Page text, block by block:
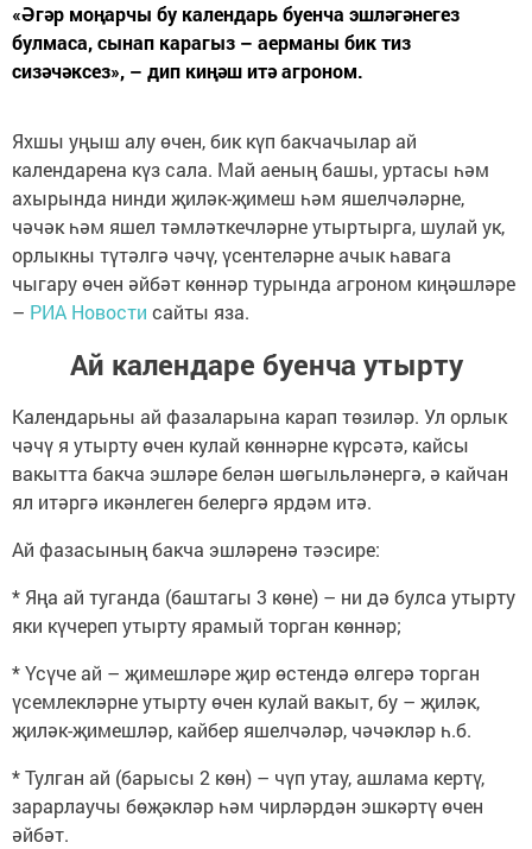
«Әгәр моңарчы бу календарь буенча эшләгәнегез
булмаса, сынап карагыз – аерманы бик тиз
сизәчәксез», – дип киңәш итә агроном.
Яхшы уңыш алу өчен, бик күп бакчачылар ай
календарена күз сала. Май аеның башы, уртасы һәм
ахырында нинди җиләк-җимеш һәм яшелчәләрне,
чәчәк һәм яшел тәмләткечләрне утыртырга, шулай ук,
орлыкны түтәлгә чәчү, үсентеләрне ачык һавага
чыгару өчен әйбәт көннәр турында агроном киңәшләре
– РИА Новости сайты яза.
Ай календаре буенча утырту
Календарьны ай фазаларына карап төзиләр. Ул орлык
чәчү я утырту өчен кулай көннәрне күрсәтә, кайсы
вакытта бакча эшләре белән шөгыльләнергә, ә кайчан
ял итәргә икәнлеген белергә ярдәм итә.
Ай фазасының бакча эшләренә тәэсире:
* Яңа ай туганда (баштагы 3 көне) – ни дә булса утырту
яки күчереп утырту ярамый торган көннәр;
* Үсүче ай – җимешләре җир өстендә өлгерә торган
үсемлекләрне утырту өчен кулай вакыт, бу – җиләк,
җиләк-җимешләр, кайбер яшелчәләр, чәчәкләр һ.б.
* Тулган ай (барысы 2 көн) – чүп утау, ашлама кертү,
зарарлаучы бөҗәкләр һәм чирләрдән эшкәртү өчен
әйбәт.